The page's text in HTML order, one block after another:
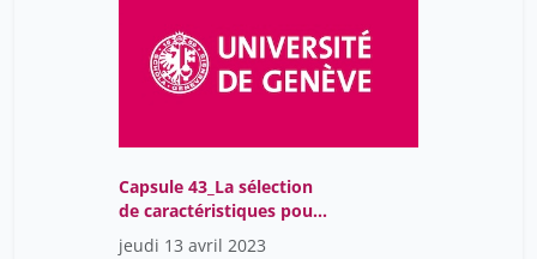
Capsule 43_La sélection
de caractéristiques pour
calibrer son modèle
jeudi 13 avril 2023